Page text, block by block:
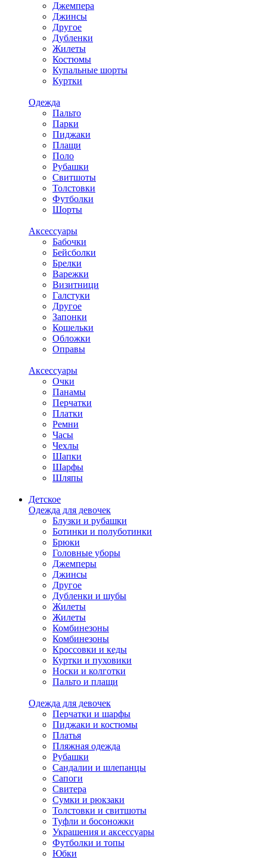
Джемпера
Джинсы
Другое
Дубленки
Жилеты
Костюмы
Купальные шорты
Куртки
Одежда
Пальто
Парки
Пиджаки
Плащи
Поло
Рубашки
Свитшоты
Толстовки
Футболки
Шорты
Аксессуары
Бабочки
Бейсболки
Брелки
Варежки
Визитници
Галстуки
Другое
Запонки
Кошельки
Обложки
Оправы
Аксессуары
Очки
Панамы
Перчатки
Платки
Ремни
Часы
Чехлы
Шапки
Шарфы
Шляпы
Детское
Одежда для девочек
Блузки и рубашки
Ботинки и полуботинки
Брюки
Головные уборы
Джемперы
Джинсы
Другое
Дубленки и шубы
Жилеты
Жилеты
Комбинезоны
Комбинезоны
Кроссовки и кеды
Куртки и пуховики
Носки и колготки
Пальто и плащи
Одежда для девочек
Перчатки и шарфы
Пиджаки и костюмы
Платья
Пляжная одежда
Рубашки
Сандалии и шлепанцы
Сапоги
Свитера
Сумки и рюкзаки
Толстовки и свитшоты
Туфли и босоножки
Украшения и аксессуары
Футболки и топы
Юбки